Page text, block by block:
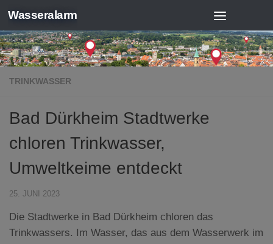
Zum Inhalt springen
Wasseralarm
TRINKWASSER
Bad Dürkheim Stadtwerke
chloren Trinkwasser,
Umweltkeime entdeckt
25. JUNI 2023
Die Stadtwerke in Bad Dürkheim chloren das
Trinkwassers. Im Wasser, das aus dem Wasserwerk im